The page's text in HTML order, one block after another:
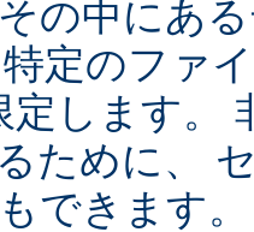
の中にあ
定のファ
定します。
ために、
できます。